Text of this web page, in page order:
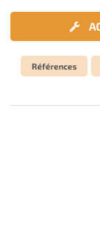
Références